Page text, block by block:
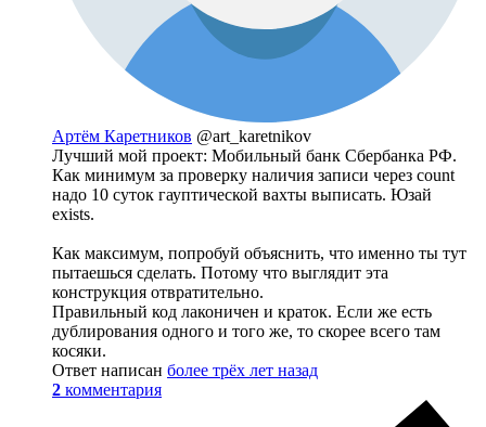
Артём Каретников @art_karetnikov
Лучший мой проект: Мобильный банк Сбербанка РФ.
Как минимум за проверку наличия записи через count
надо 10 суток гауптической вахты выписать. Юзай
exists.
Как максимум, попробуй объяснить, что именно ты тут
пытаешься сделать. Потому что выглядит эта
конструкция отвратительно.
Правильный код лаконичен и краток. Если же есть
дублирования одного и того же, то скорее всего там
косяки.
Ответ написан более трёх лет назад
2 комментария